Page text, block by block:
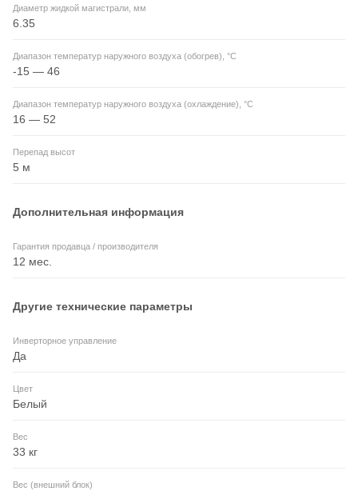
Диаметр жидкой магистрали, мм
6.35
Диапазон температур наружного воздуха (обогрев), °C
-15 — 46
Диапазон температур наружного воздуха (охлаждение), °C
16 — 52
Перепад высот
5 м
Дополнительная информация
Гарантия продавца / производителя
12 мес.
Другие технические параметры
Инверторное управление
Да
Цвет
Белый
Вес
33 кг
Вес (внешний блок)